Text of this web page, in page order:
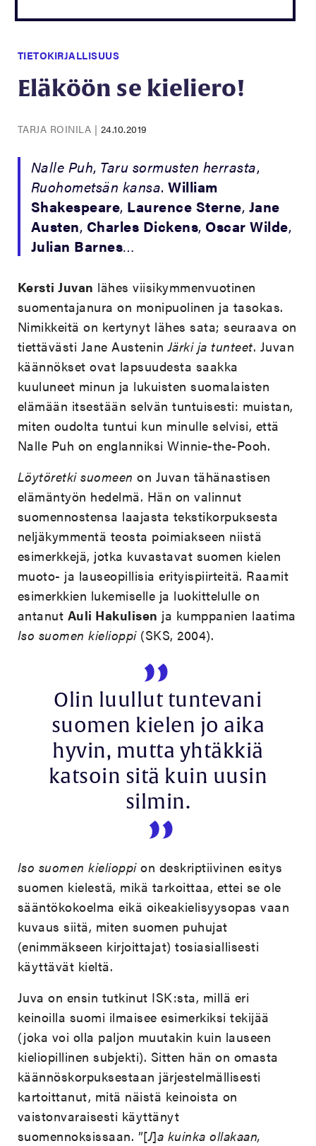
TIETOKIRJALLISUUS
Eläköön se kieliero!
TARJA ROINILA | 24.10.2019
Nalle Puh, Taru sormusten herrasta,
Ruohometsän kansa.William
Shakespeare, Laurence Sterne, Jane
Austen, Charles Dickens, Oscar Wilde,
Julian Barnes…
Kersti Juvan lähes viisikymmenvuotinen
suomentajanura on monipuolinen ja tasokas.
Nimikkeitä on kertynyt lähes sata; seuraava on
tiettävästi Jane AusteninJärki ja tunteet. Juvan
käännökset ovat lapsuudesta saakka
kuuluneet minun ja lukuisten suomalaisten
elämään itsestään selvän tuntuisesti: muistan,
miten oudolta tuntui kun minulle selvisi, että
Nalle Puh on englanniksi Winnie-the-Pooh.
Löytöretki suomeen on Juvan tähänastisen
elämäntyön hedelmä. Hän on valinnut
suomennostensa laajasta tekstikorpuksesta
neljäkymmentä teosta poimiakseen niistä
esimerkkejä, jotka kuvastavat suomen kielen
muoto- ja lauseopillisia erityispiirteitä. Raamit
esimerkkien lukemiselle ja luokittelulle on
antanut Auli Hakulisen ja kumppanien laatima
Iso suomen kielioppi (SKS, 2004).
Olin luullut tuntevani
suomen kielen jo aika
hyvin, mutta yhtäkkiä
katsoin sitä kuin uusin
silmin.
Iso suomen kielioppion deskriptiivinen esitys
suomen kielestä, mikä tarkoittaa, ettei se ole
sääntökokoelma eikä oikeakielisyysopas vaan
kuvaus siitä, miten suomen puhujat
(enimmäkseen kirjoittajat) tosiasiallisesti
käyttävät kieltä.
Juva on ensin tutkinut ISK:sta, millä eri
keinoilla suomi ilmaisee esimerkiksi tekijää
(joka voi olla paljon muutakin kuin lauseen
kieliopillinen subjekti). Sitten hän on omasta
käännöskorpuksestaan järjestelmällisesti
kartoittanut, mitä näistä keinoista on
vaistonvaraisesti käyttänyt
suomennoksissaan. ”[J]a kuinka ollakaan,